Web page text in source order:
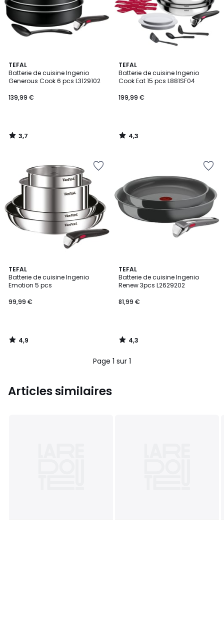
TEFAL
Batterie de cuisine Ingenio
Generous Cook 6 pcs L3129102
139,99 €
3,7
/ 5
3,7
/
TEFAL
Batterie de cuisine Ingenio
Cook Eat 15 pcs L881SF04
199,99 €
4,3
/ 5
4,3
/
TEFAL
Batterie de cuisine Ingenio
Emotion 5 pcs
99,99 €
4,9
/ 5
4,9
/
TEFAL
Batterie de cuisine Ingenio
Renew 3pcs L2629202
81,99 €
4,3
/ 5
4,3
/
Page 1 sur 1
Articles similaires